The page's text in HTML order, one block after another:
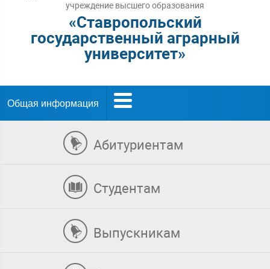
учреждение высшего образования
«Ставропольский
государственный аграрный
университет»
Общая информация
Абитуриентам
Студентам
Выпускникам